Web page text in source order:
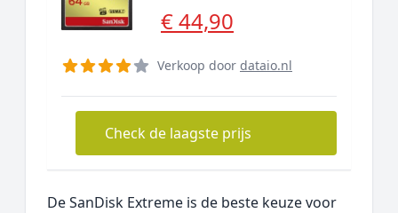
€ 44,90
Verkoop door dataio.nl
Check de laagste prijs
De SanDisk Extreme is de beste keuze voor